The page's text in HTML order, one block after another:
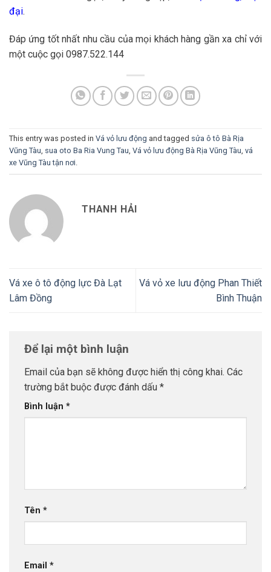
đại.
Đáp ứng tốt nhất nhu cầu của mọi khách hàng gần xa chỉ với
một cuộc gọi 0987.522.144
This entry was posted in Vá vỏ lưu động and tagged sửa ô tô Bà Rịa
Vũng Tàu, sua oto Ba Ria Vung Tau, Vá vỏ lưu động Bà Rịa Vũng Tàu, vá
xe Vũng Tàu tận nơi.
THANH HẢI
Vá xe ô tô động lực Đà Lạt
Lâm Đồng
Vá vỏ xe lưu động Phan Thiết
Bình Thuận
Để lại một bình luận
Email của bạn sẽ không được hiển thị công khai. Các
trường bắt buộc được đánh dấu *
Bình luận *
Tên *
Email *